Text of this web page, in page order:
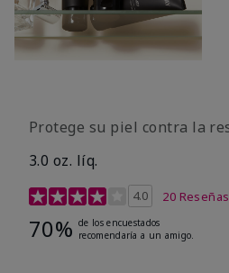
Protege su piel contra la
3.0 oz. líq.
Calificación de clientes de 3,7
4.0 20 Reseñas
70% de los encuestados
recomendaría a un amigo.